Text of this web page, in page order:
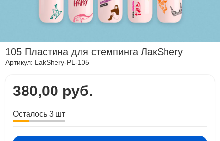
105 Пластина для стемпинга ЛакShery
Артикул: LakShery-PL-105
380,00 руб.
Осталось 3 шт